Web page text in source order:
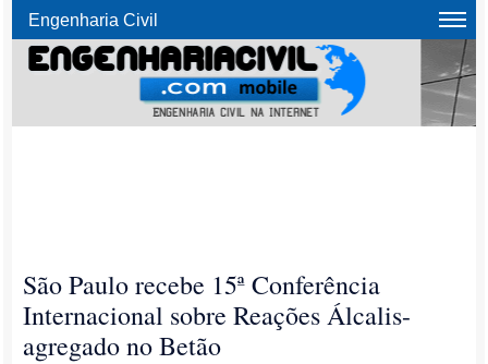
Engenharia Civil
São Paulo recebe 15ª Conferência
Internacional sobre Reações Álcalis-
agregado no Betão